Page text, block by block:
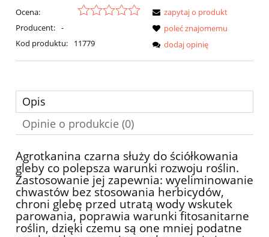
Ocena:
Producent: -
Kod produktu:
11779
zapytaj o produkt
poleć znajomemu
dodaj opinię
Opis
Opinie o produkcie (0)
Agrotkanina czarna służy do ściółkowania
gleby co polepsza warunki rozwoju roślin.
Zastosowanie jej zapewnia: wyeliminowanie
chwastów bez stosowania herbicydów,
chroni glebę przed utratą wody wskutek
parowania, poprawia warunki fitosanitarne
roślin, dzięki czemu są one mniej podatne